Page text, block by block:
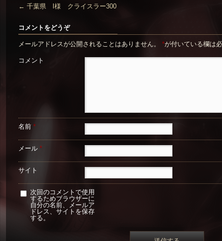
← 千葉県 I様 クライスラー300
コメントをどうぞ
メールアドレスが公開されることはありません。 *が付いている欄は
コメント
名前 *
メール *
サイト
次回のコメントで使用
するためブラウザーに
自分の名前、メールア
ドレス、サイトを保存
する。